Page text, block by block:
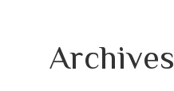
Archives